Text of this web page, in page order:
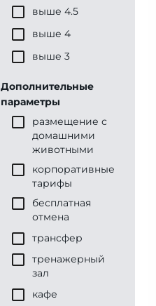
выше 4.5
выше 4
выше 3
Дополнительные
параметры
размещение с
домашними
животными
корпоративные
тарифы
бесплатная
отмена
трансфер
тренажерный
зал
кафе